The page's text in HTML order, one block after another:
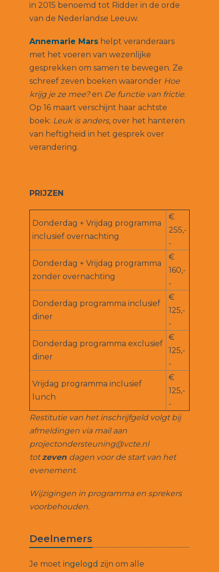
in 2015 benoemd tot Ridder in de orde
van de Nederlandse Leeuw.
Annemarie Mars helpt veranderaars
met het voeren van wezenlijke
gesprekken om samen te bewegen. Ze
schreef zeven boeken waaronder Hoe
krijg je ze mee?en De functie van frictie.
Op 16 maart verschijnt haar achtste
boek: Leuk is anders, over het hanteren
van heftigheid in het gesprek over
verandering.
PRIJZEN
Donderdag + Vrijdag programma
inclusief overnachting
€
255,-
-
Donderdag + Vrijdag programma
zonder overnachting
€
160,-
-
Donderdag programma inclusief
diner
€
125,-
-
Donderdag programma exclusief
diner
€
125,-
-
Vrijdag programma inclusief
lunch
€
125,-
-
Restitutie van het inschrijfgeld volgt bij
afmeldingen via mail aan
projectondersteuning@vcte.nl
totzeven dagen voor de start van het
evenement.
Wijzigingen in programma en sprekers
voorbehouden.
Deelnemers
Je moet ingelogd zijn om alle